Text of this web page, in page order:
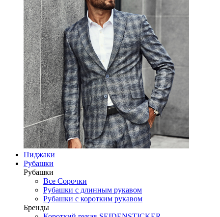
Пиджаки
Рубашки
Рубашки
Все Сорочки
Рубашки с длинным рукавом
Рубашки с коротким рукавом
Бренды